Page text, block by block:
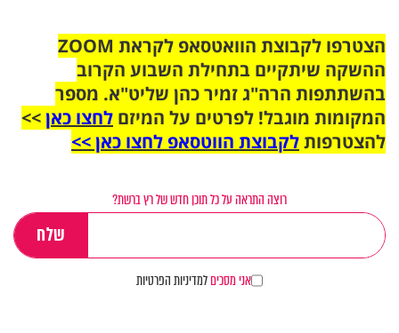
הצטרפו לקבוצת הוואטסאפ לקראת ZOOM
ההשקה שיתקיים בתחילת השבוע הקרוב
בהשתתפות הרה"ג זמיר כהן שליט"א. מספר
המקומות מוגבל! לפרטים על המיזם לחצו כאן>>
להצטרפותלקבוצת הווטסאפ לחצו כאן >>
רוצה התראה על כל תוכן חדש של רץ ברשת?
אני מסכיםלמדיניות הפרטיות